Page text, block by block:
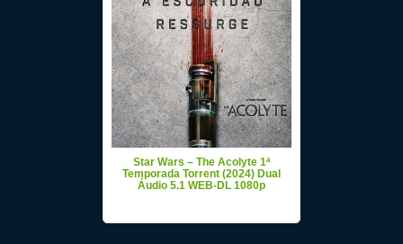
Star Wars – The Acolyte 1ª
Temporada Torrent (2024) Dual
Áudio 5.1 WEB-DL 1080p